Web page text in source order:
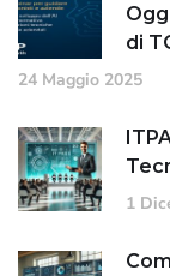
di
24 Maggio 2025
1